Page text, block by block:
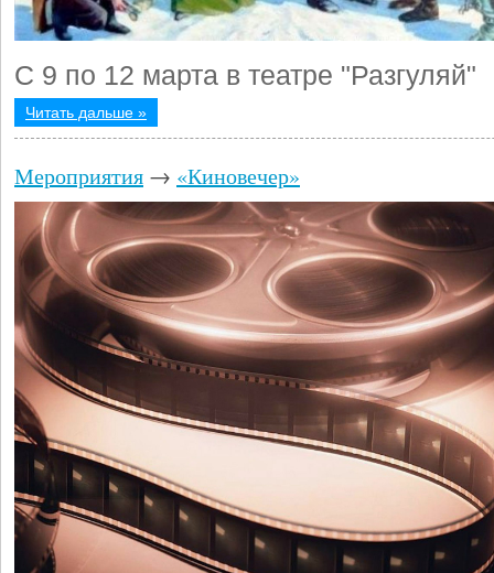
С 9 по 12 марта в театре "Разгуляй"
Читать дальше »
Мероприятия → «Киновечер»